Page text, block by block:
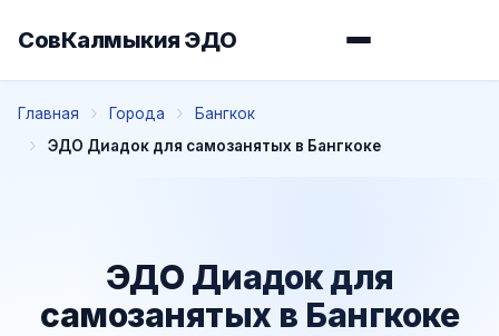
СовКалмыкия ЭДО
Главная Города
Бангкок
ЭДО Диадок для самозанятых в Бангкоке
ЭДО Диадок для
самозанятых в Бангкоке